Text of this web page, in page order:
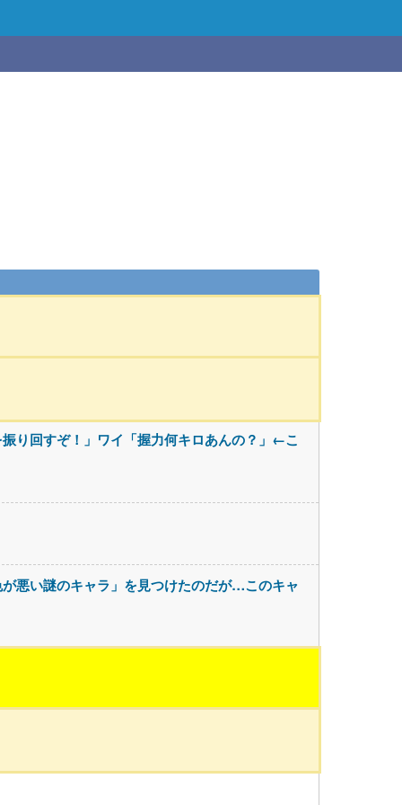
り回すぞ！」ワイ「握力何キロあんの？」←こ
悪い謎のキャラ」を見つけたのだが…このキャ